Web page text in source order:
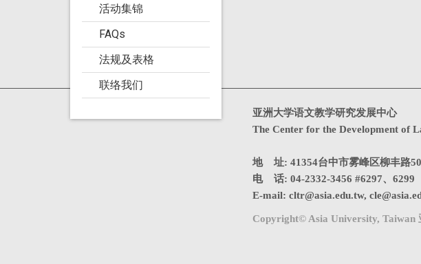
活动集锦
FAQs
法规及表格
联络我们
亚洲大学语文教学研究发展中心
The Center for the Development of
地 址: 41354台中市雾峰区柳丰路
电 话: 04-2332-3456 #6297、6299
E-mail: cltr@asia.edu.tw,
Copyright© Asia University, Taiwan